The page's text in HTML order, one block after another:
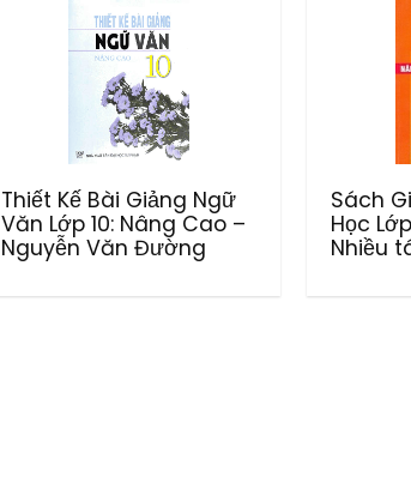
Thiết Kế Bài Giảng Ngữ
Văn Lớp 10: Nâng Cao –
Nguyễn Văn Đường
Sách
Học
Nhiều